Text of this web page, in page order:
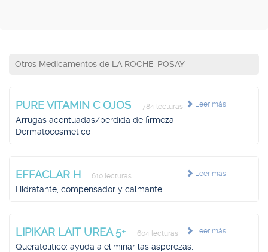
Otros Medicamentos de LA ROCHE-POSAY
Leer más
PURE VITAMIN C OJOS 784 lecturas
Arrugas acentuadas/pérdida de firmeza,
Dermatocosmético
Leer más
EFFACLAR H 610 lecturas
Hidratante, compensador y calmante
Leer más
LIPIKAR LAIT UREA 5+ 604 lecturas
Queratolítico: ayuda a eliminar las asperezas,